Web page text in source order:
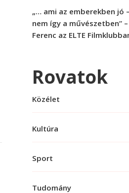
„… ami az emberekben jó
nem így a művészetben”
Ferenc az ELTE
Rovatok
Közélet
Kultúra
Sport
Tudomány